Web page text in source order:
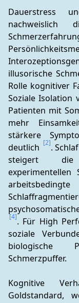
Dauerstress
nachweislich
illusorische
Rolle kognitiver
Soziale Isolation
Patienten mit
mehr
stärkere
deutlich [2].
steigert die
[4]. Für High
soziale
biologische
Schmerzpuffer.
Kognitive
Goldstandard,